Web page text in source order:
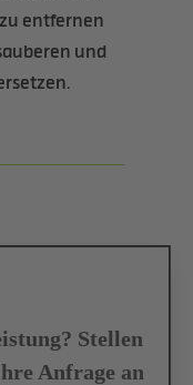
entfernen
und
Stellen
Anfrage an